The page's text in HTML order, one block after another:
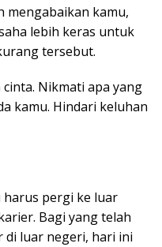
mengabaikan kamu,
lebih keras untuk
tersebut.
Nikmati apa yang
kamu. Hindari keluhan
harus pergi ke luar
Bagi yang telah
di luar negeri, hari ini